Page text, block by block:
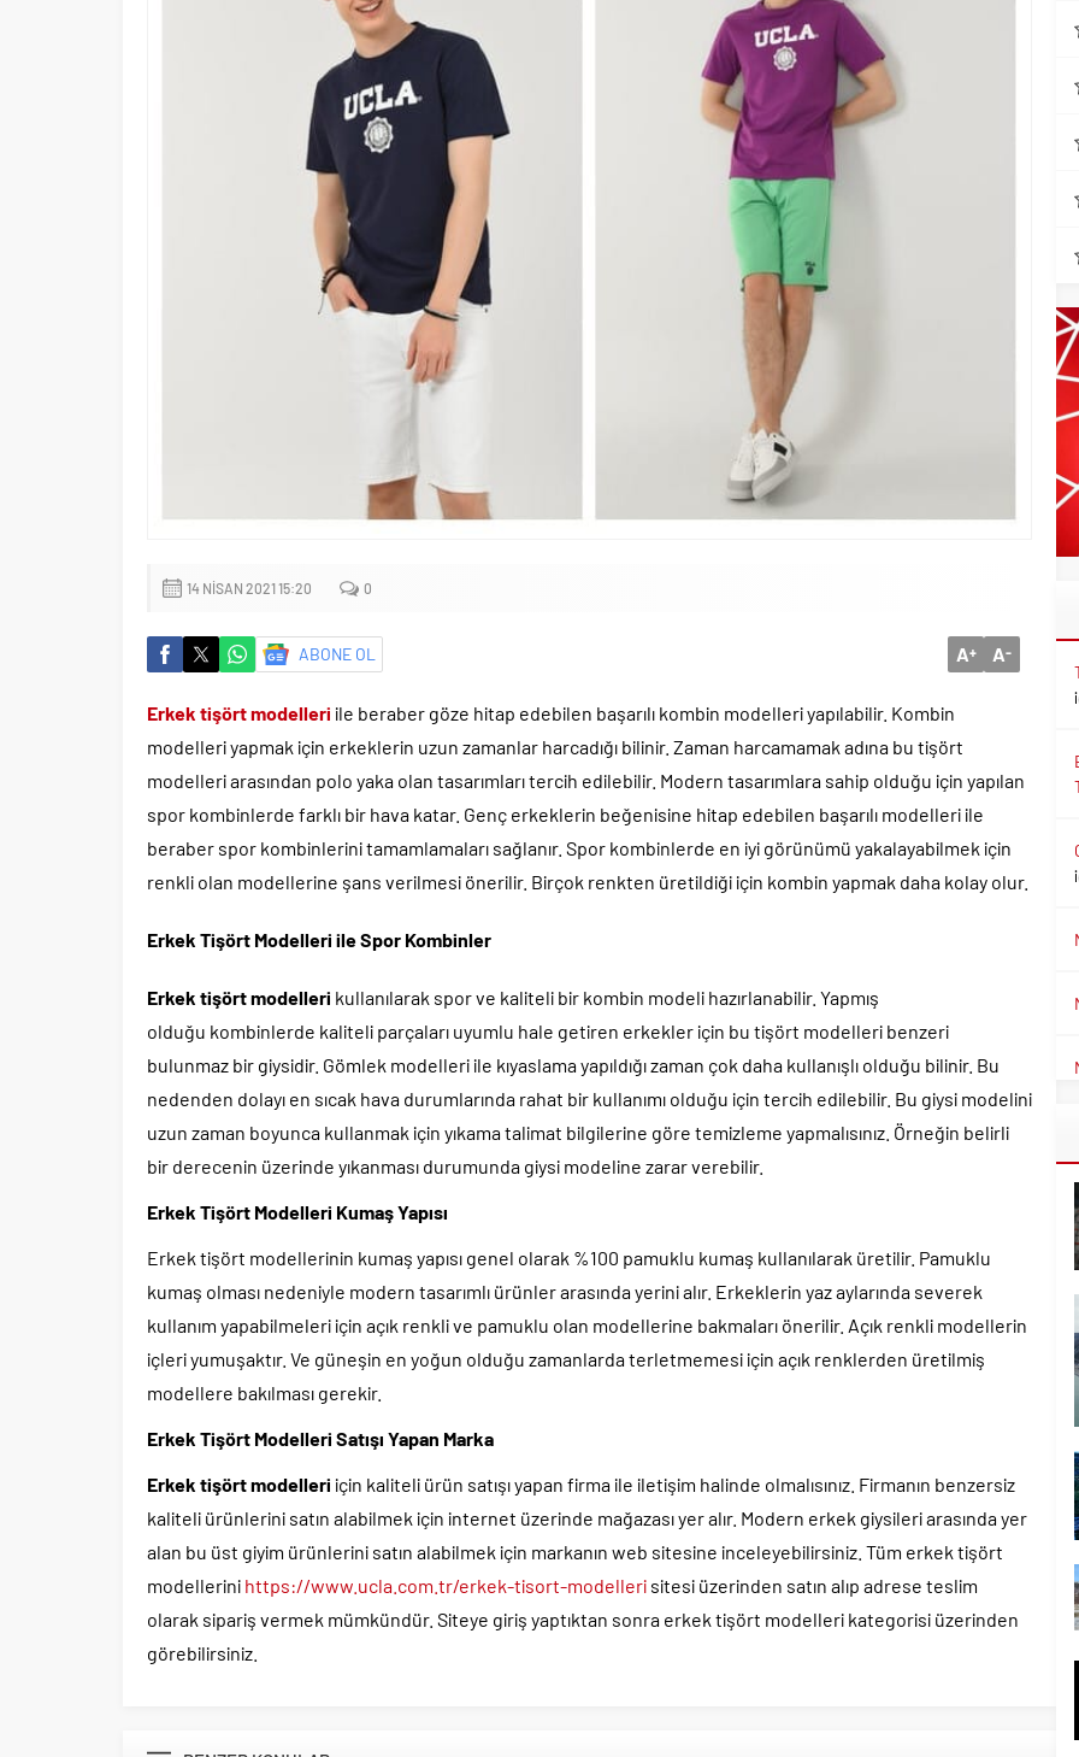
14 NISAN 2021 15:20 0
ABONE OL A+ A-
Erkek tişört modelleri ile beraber göze hitap edebilen başarılı kombin modelleri yapılabilir. Kombin
modelleri yapmak için erkeklerin uzun zamanlar harcadığı bilinir. Zaman harcamamak adına bu tişört
modelleri arasından polo yaka olan tasarımları tercih edilebilir. Modern tasarımlara sahip olduğu için yapılan
spor kombinlerde farklı bir hava katar. Genç erkeklerin beğenisine hitap edebilen başarılı modelleri ile
beraber spor kombinlerini tamamlamaları sağlanır. Spor kombinlerde en iyi görünümü yakalayabilmek için
renkli olan modellerine şans verilmesi önerilir. Birçok renkten üretildiği için kombin yapmak daha kolay olur.
Erkek Tişört Modelleri ile Spor Kombinler
Erkek tişört modelleri kullanılarak spor ve kaliteli bir kombin modeli hazırlanabilir. Yapmış
olduğu kombinlerde kaliteli parçaları uyumlu hale getiren erkekler için bu tişört modelleri benzeri
bulunmaz bir giysidir. Gömlek modelleri ile kıyaslama yapıldığı zaman çok daha kullanışlı olduğu bilinir. Bu
nedenden dolayı en sıcak hava durumlarında rahat bir kullanımı olduğu için tercih edilebilir. Bu giysi modelini
uzun zaman boyunca kullanmak için yıkama talimat bilgilerine göre temizleme yapmalısınız. Örneğin belirli
bir derecenin üzerinde yıkanması durumunda giysi modeline zarar verebilir.
Erkek Tişört Modelleri Kumaş Yapısı
Erkek tişört modellerinin kumaş yapısı genel olarak %100 pamuklu kumaş kullanılarak üretilir. Pamuklu
kumaş olması nedeniyle modern tasarımlı ürünler arasında yerini alır. Erkeklerin yaz aylarında severek
kullanım yapabilmeleri için açık renkli ve pamuklu olan modellerine bakmaları önerilir. Açık renkli modellerin
içleri yumuşaktır. Ve güneşin en yoğun olduğu zamanlarda terletmemesi için açık renklerden üretilmiş
modellere bakılması gerekir.
Erkek Tişört Modelleri Satışı Yapan Marka
Erkek tişört modelleri için kaliteli ürün satışı yapan firma ile iletişim halinde olmalısınız. Firmanın benzersiz
kaliteli ürünlerini satın alabilmek için internet üzerinde mağazası yer alır. Modern erkek giysileri arasında yer
alan bu üst giyim ürünlerini satın alabilmek için markanın web sitesine inceleyebilirsiniz. Tüm erkek tişört
modellerini https://www.ucla.com.tr/erkek-tisort-modelleri sitesi üzerinden satın alıp adrese teslim
olarak sipariş vermek mümkündür. Siteye giriş yaptıktan sonra erkek tişört modelleri kategorisi üzerinden
görebilirsiniz.